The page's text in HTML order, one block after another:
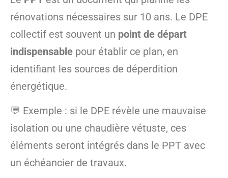
rénovations nécessaires sur 10 ans. Le DPE
collectif est souvent un point de départ
indispensable pour établir ce plan, en
identifiant les sources de déperdition
énergétique.
💬 Exemple : si le DPE révèle une mauvaise
isolation ou une chaudière vétuste, ces
éléments seront intégrés dans le PPT avec
un échéancier de travaux.